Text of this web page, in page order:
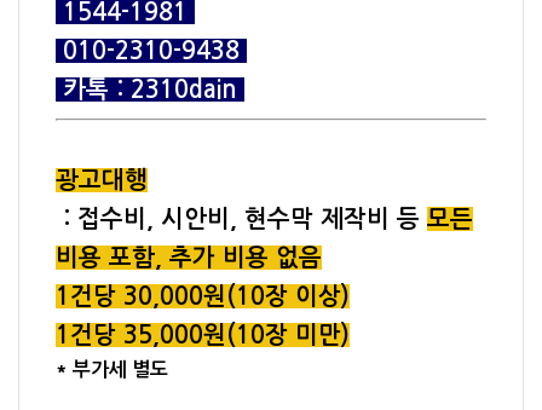
1544-1981
010-2310-9438
카톡 : 2310dain
광고대행
: 접수비, 시안비, 현수막 제작비 등 모든
비용 포함, 추가 비용 없음
1건당 30,000원(10장 이상)
1건당 35,000원(10장 미만)
* 부가세 별도